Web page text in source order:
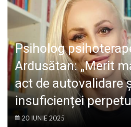
SPECIAL
POLITIC
LIFE
Psiholog
Ardusătan: „Merit
act de autovalidare
insuficienței
20 IUNIE 2025